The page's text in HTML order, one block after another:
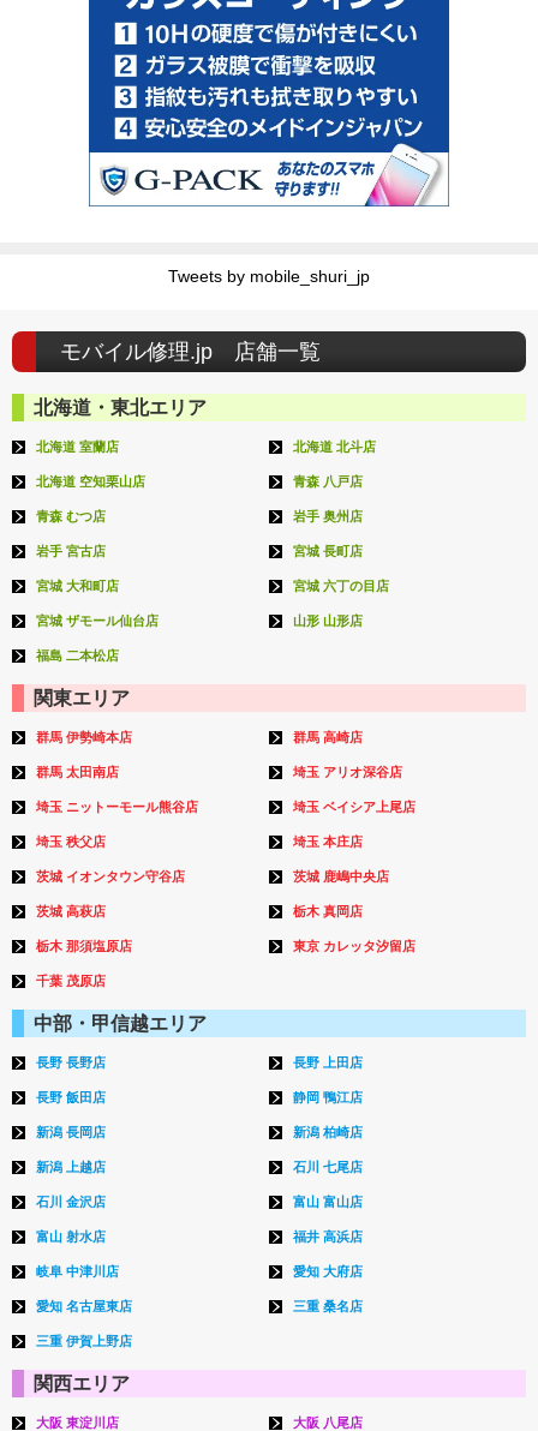
Tweets by mobile_shuri_jp
モバイル修理.jp 店舗一覧
北海道・東北エリア
北海道 室蘭店 北海道 北斗店
北海道 空知栗山店 青森 八戸店
青森 むつ店 岩手 奥州店
岩手 宮古店 宮城 長町店
宮城 大和町店 宮城 六丁の目店
宮城 ザモール仙台店 山形 山形店
福島 二本松店
関東エリア
群馬 伊勢崎本店 群馬 高崎店
群馬 太田南店 埼玉 アリオ深谷店
埼玉 ニットーモール熊谷店 埼玉 ベイシア上尾店
埼玉 秩父店 埼玉 本庄店
茨城 イオンタウン守谷店 茨城 鹿嶋中央店
茨城 高萩店 栃木 真岡店
栃木 那須塩原店 東京 カレッタ汐留店
千葉 茂原店
中部・甲信越エリア
長野 長野店 長野 上田店
長野 飯田店 静岡 鴨江店
新潟 長岡店 新潟 柏崎店
新潟 上越店 石川 七尾店
石川 金沢店 富山 富山店
富山 射水店 福井 高浜店
岐阜 中津川店 愛知 大府店
愛知 名古屋東店 三重 桑名店
三重 伊賀上野店
関西エリア
大阪 東淀川店 大阪 八尾店